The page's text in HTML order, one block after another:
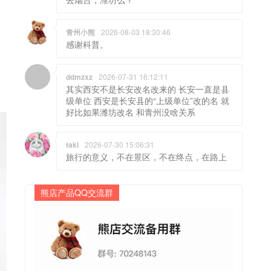
青州小熊 2026-08-03 18:30:46
感谢科普。
ddmzxz 2026-07-31 16:12:11
其实西安不是长安改名改来的 长安一直是县
级单位 西安是长安县的“上级单位”改的名 就
好比如果潍坊改名 和青州没啥关系
taki 2026-07-30 15:06:31
旅行的意义，不在景区，不在终点，在路上
熊店产品QQ交流群